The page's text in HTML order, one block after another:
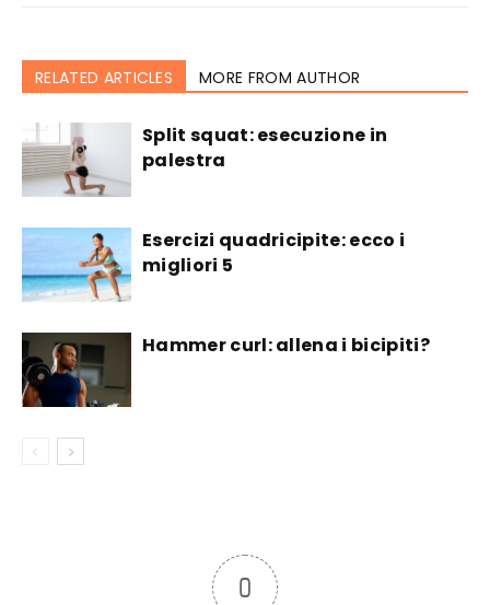
RELATED ARTICLES MORE FROM AUTHOR
Split squat: esecuzione in
palestra
Esercizi quadricipite: ecco i
migliori 5
Hammer curl: allena i bicipiti?
0